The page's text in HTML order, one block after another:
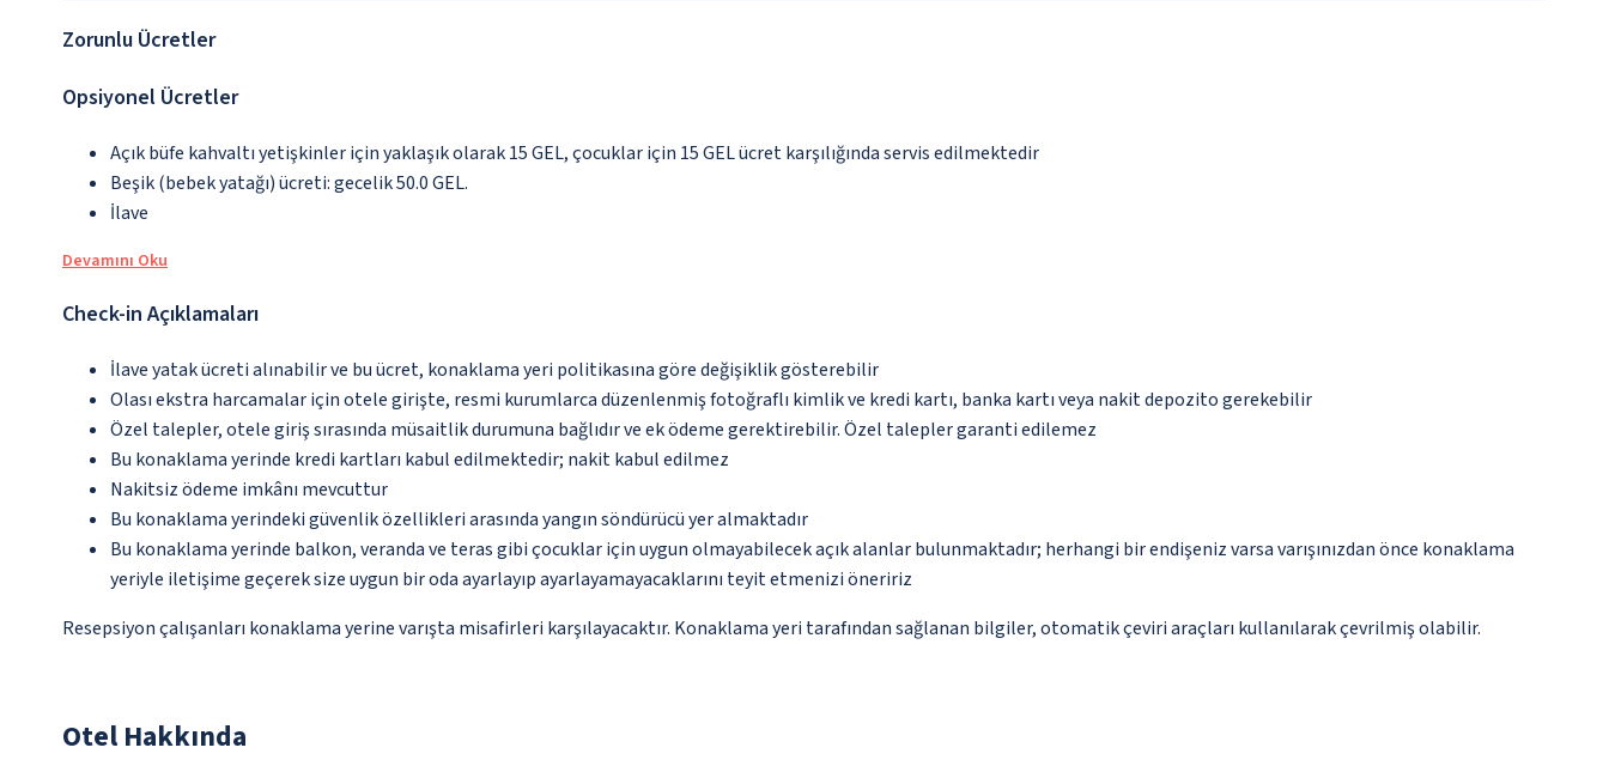
Zorunlu Ücretler
Opsiyonel Ücretler
Açık büfe kahvaltı yetişkinler için yaklaşık olarak 15 GEL, çocuklar için 15 GEL ücret karşılığında servis edilmektedir
Beşik (bebek yatağı) ücreti: gecelik 50.0 GEL.
İlave
Devamını Oku
Check-in Açıklamaları
İlave yatak ücreti alınabilir ve bu ücret, konaklama yeri politikasına göre değişiklik gösterebilir
Olası ekstra harcamalar için otele girişte, resmi kurumlarca düzenlenmiş fotoğraflı kimlik ve kredi kartı, banka kartı veya nakit depozito gerekebilir
Özel talepler, otele giriş sırasında müsaitlik durumuna bağlıdır ve ek ödeme gerektirebilir. Özel talepler garanti edilemez
Bu konaklama yerinde kredi kartları kabul edilmektedir; nakit kabul edilmez
Nakitsiz ödeme imkânı mevcuttur
Bu konaklama yerindeki güvenlik özellikleri arasında yangın söndürücü yer almaktadır
Bu konaklama yerinde balkon, veranda ve teras gibi çocuklar için uygun olmayabilecek açık alanlar bulunmaktadır; herhangi bir endişeniz varsa varışınızdan önce konaklama
yeriyle iletişime geçerek size uygun bir oda ayarlayıp ayarlayamayacaklarını teyit etmenizi öneririz
Resepsiyon çalışanları konaklama yerine varışta misafirleri karşılayacaktır. Konaklama yeri tarafından sağlanan bilgiler, otomatik çeviri araçları kullanılarak çevrilmiş olabilir.
Otel Hakkında